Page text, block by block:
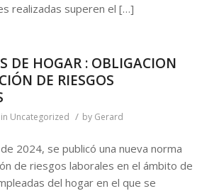
realizadas superen el […]
DE HOGAR : OBLIGACION
DE RIESGOS
in Uncategorized / by Gerard
2024, se publicó una nueva norma
de riesgos laborales en el ámbito de
del hogar en el que se